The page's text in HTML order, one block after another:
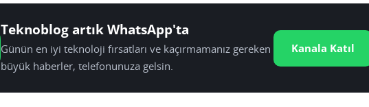
Teknoblog artık WhatsApp'ta
Günün en iyi teknoloji fırsatları ve kaçırmamanız gereken
büyük haberler, telefonunuza gelsin.
Kanala Katıl